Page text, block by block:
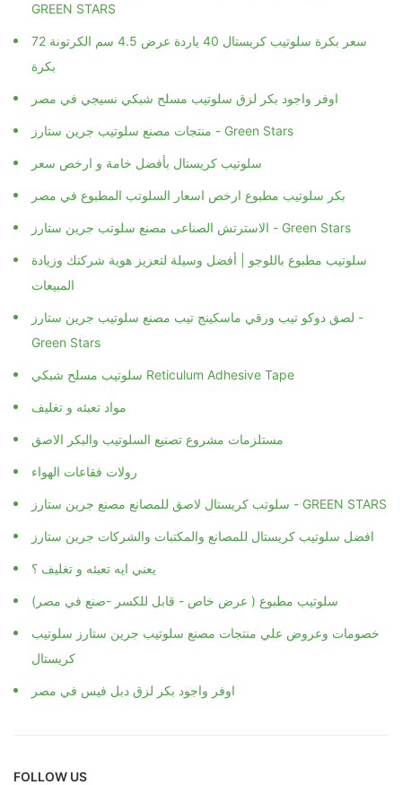
GREEN STARS
سعر بكرة سلوتيب كريستال 40 ياردة عرض 4.5 سم الكرتونة 72
بكرة
اوفر واجود بكر لزق سلوتيب مسلح شبكي نسيجي في مصر
منتجات مصنع سلوتيب جرين ستارز - Green Stars
سلوتيب كريستال بأفضل خامة و ارخص سعر
بكر سلوتيب مطبوع ارخص اسعار السلوتب المطبوع في مصر
الاسترتش الصناعى مصنع سلوتب جرين ستارز - Green Stars
سلوتيب مطبوع باللوجو | أفضل وسيلة لتعزيز هوية شركتك وزيادة
المبيعات
لصق دوكو تيب ورقي ماسكينج تيب مصنع سلوتيب جرين ستارز -
Green Stars
سلوتيب مسلح شبكي Reticulum Adhesive Tape
مواد تعبئه و تغليف
مستلزمات مشروع تصنيع السلوتيب والبكر الاصق
رولات فقاعات الهواء
سلوتب كريستال لاصق للمصانع مصنع جرين ستارز - GREEN STARS
افضل سلوتيب كريستال للمصانع والمكتبات والشركات جرين ستارز
يعني ايه تعبئه و تغليف ؟
سلوتيب مطبوع ( عرض خاص - قابل للكسر -صنع في مصر)
خصومات وعروض علي منتجات مصنع سلوتيب جرين ستارز سلوتيب
كريستال
اوفر واجود بكر لزق دبل فيس في مصر
FOLLOW US